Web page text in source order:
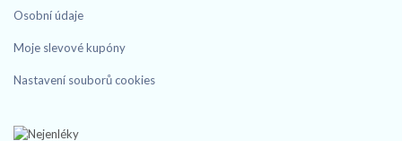
Osobní údaje
Moje slevové kupóny
Nastavení souborů cookies